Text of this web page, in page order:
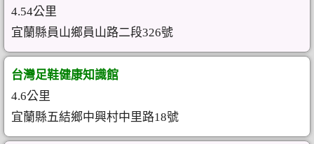
4.54公里
宜蘭縣員山鄉員山路二段326號
台灣足鞋健康知識館
4.6公里
宜蘭縣五結鄉中興村中里路18號